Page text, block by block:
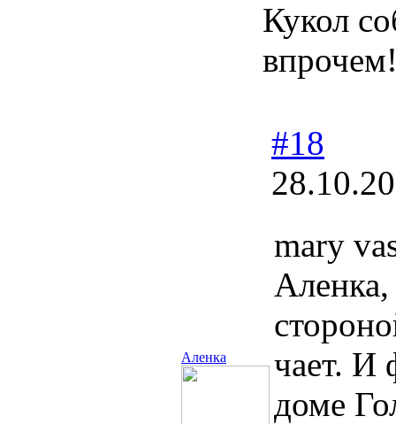
Кукол
Аленка
#18
mary
Аленка,
чает. И
доме